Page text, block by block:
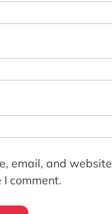
email, and
comment.